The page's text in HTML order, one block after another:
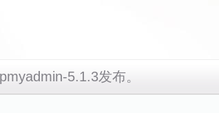
5.1.3发布。